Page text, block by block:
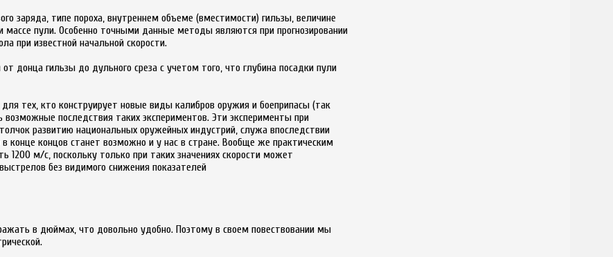
заряда, типе пороха, внутреннем объеме (вместимости) гильзы, величине
пули. Особенно точными данные методы являются при прогнозировании
при известной начальной скорости.
донца гильзы до дульного среза с учетом того, что глубина посадки пули
тех, кто конструирует новые виды калибров оружия и боеприпасы (так
последствия таких экспериментов. Эти эксперименты при
развитию национальных оружейных индустрий, служа впоследствии
конце концов станет возможно и у нас в стране. Вообще же практическим
1200 м/с, поскольку только при таких значениях скорости может
без видимого снижения показателей
в дюймах, что довольно удобно. Поэтому в своем повествовании мы